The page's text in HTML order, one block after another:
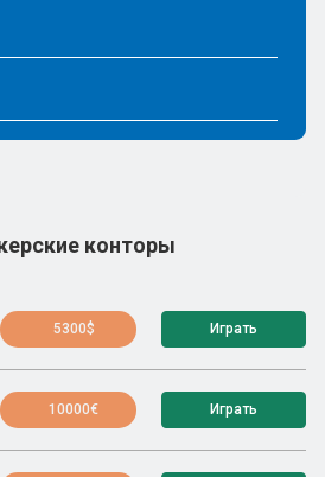
конторы
5300$ Играть
10000€ Играть